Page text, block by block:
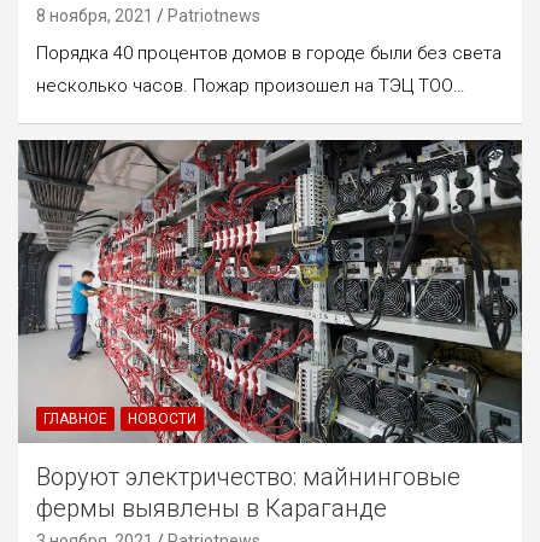
8 ноября, 2021 Patriotnews
Порядка 40 процентов домов в городе были без света
несколько часов. Пожар произошел на ТЭЦ ТОО…
ГЛАВНОЕ НОВОСТИ
Воруют электричество: майнинговые
фермы выявлены в Караганде